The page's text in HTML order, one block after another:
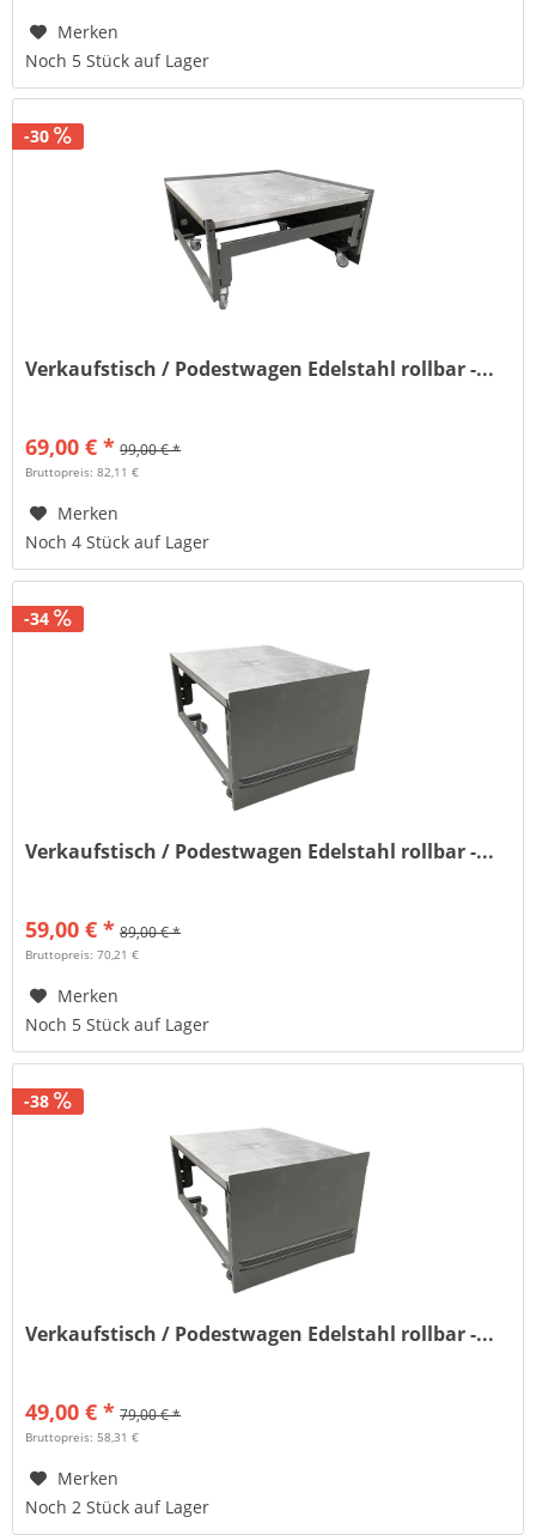
Merken
Noch 5 Stück auf Lager
-30
Verkaufstisch / Podestwagen Edelstahl rollbar -...
69,00 € * 99,00 € *
Bruttopreis: 82,11 €
Merken
Noch 4 Stück auf Lager
-34
Verkaufstisch / Podestwagen Edelstahl rollbar -...
59,00 € * 89,00 € *
Bruttopreis: 70,21 €
Merken
Noch 5 Stück auf Lager
-38
Verkaufstisch / Podestwagen Edelstahl rollbar -...
49,00 € * 79,00 € *
Bruttopreis: 58,31 €
Merken
Noch 2 Stück auf Lager